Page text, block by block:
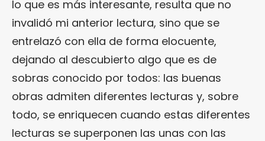
lo que es más interesante, resulta que no
invalidó mi anterior lectura, sino que se
entrelazó con ella de forma elocuente,
dejando al descubierto algo que es de
sobras conocido por todos: las buenas
obras admiten diferentes lecturas y, sobre
todo, se enriquecen cuando estas diferentes
lecturas se superponen las unas con las